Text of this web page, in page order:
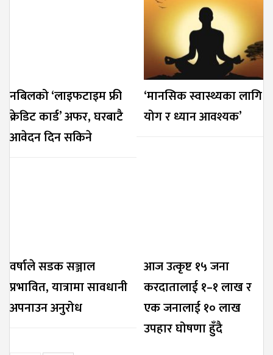
नबिलको ‘लाइफटाइम फ्री
क्रेडिट कार्ड’ अफर, घरबाटै
आवेदन दिन सकिने
‘मानसिक स्वास्थ्यका लागि
योग र ध्यान आवश्यक’
वर्षाले सडक सञ्जाल
प्रभावित, यात्रामा सावधानी
अपनाउन अनुरोध
आज उत्कृष्ट १५ जना
करदातालाई १–१ लाख र
एक जनालाई १० लाख
उपहार घोषणा हुँदै